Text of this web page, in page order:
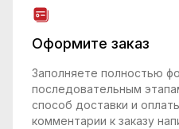
Оформите заказ
Заполняете полностью
последовательным
способ доставки и
комментарии к заказу